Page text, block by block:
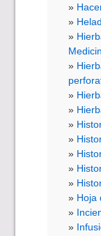
Hoja